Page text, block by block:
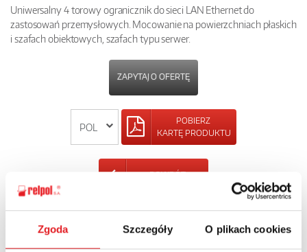
Zgoda Szczegóły O plikach cookies
Uniwersalny 4 torowy ogranicznik do sieci LAN Ethernet do
zastosowań przemysłowych. Mocowanie na powierzchniach płaskich
i szafach obiektowych, szafach typu serwer.
ZAPYTAJ O OFERTĘ
POBIERZ
KARTĘ PRODUKTU
POWRÓT